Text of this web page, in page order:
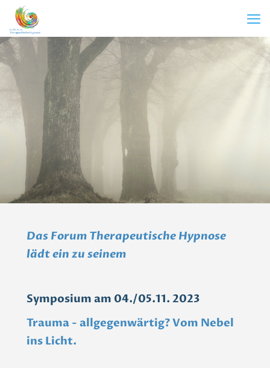
Das Forum Therapeutische Hypnose
lädt ein zu seinem
Symposium am 04./05.11. 2023
Trauma - allgegenwärtig? Vom Nebel
ins Licht.